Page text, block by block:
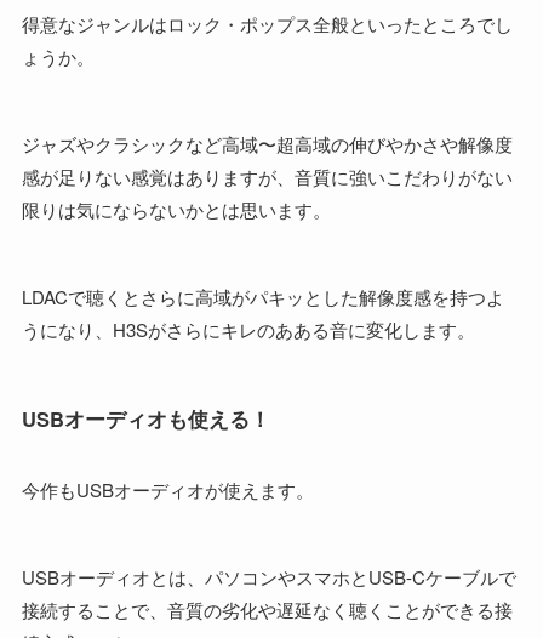
得意なジャンルはロック・ポップス全般といったところでし
ょうか。
ジャズやクラシックなど高域〜超高域の伸びやかさや解像度
感が足りない感覚はありますが、音質に強いこだわりがない
限りは気にならないかとは思います。
LDACで聴くとさらに高域がパキッとした解像度感を持つよ
うになり、H3Sがさらにキレのあある音に変化します。
USBオーディオも使える！
今作もUSBオーディオが使えます。
USBオーディオとは、パソコンやスマホとUSB-Cケーブルで
接続することで、音質の劣化や遅延なく聴くことができる接